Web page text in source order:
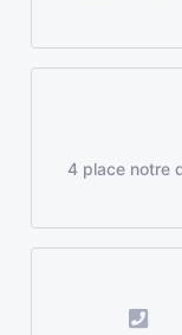
4 place notre